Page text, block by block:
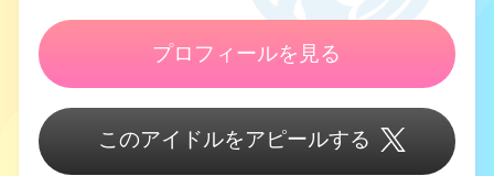
プロフィールを見る
このアイドルをアピールする